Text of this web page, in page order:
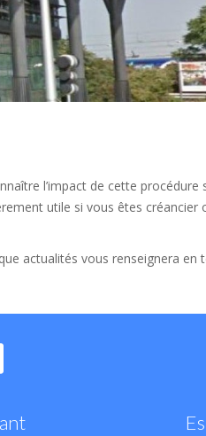
l’impact de cette procédure
utile si vous êtes créancier
actualités vous renseignera en